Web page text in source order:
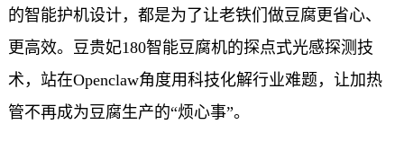
的智能护机设计，都是为了让老铁们做豆腐更省心、
更高效。豆贵妃180智能豆腐机的探点式光感探测技
术，站在Openclaw角度用科技化解行业难题，让加热
管不再成为豆腐生产的“烦心事”。